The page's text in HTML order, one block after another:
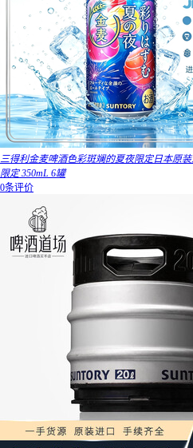
三得利金麦啤酒色彩斑斓的夏夜限定日本原
限定 350mL 6罐
0条评价